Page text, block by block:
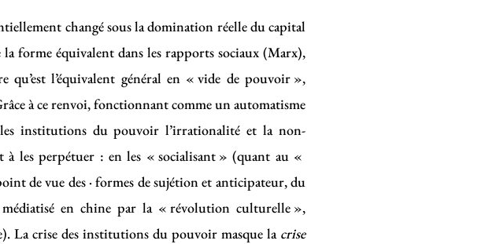
changé sous la domination réelle du capital
forme équivalent dans les rapports sociaux (Marx),
l’équivalent général en « vide de pouvoir »,
à ce renvoi, fonctionnant comme un automatisme
institutions du pouvoir l’irrationalité et la non-
les perpétuer : en les « socialisant » (quant au «
de vue des · formes de sujétion et anticipateur, du
en chine par la « révolution culturelle »,
La crise des institutions du pouvoir masque la crise